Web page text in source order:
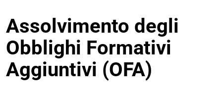
Assolvimento degli
Obblighi Formativi
Aggiuntivi (OFA)